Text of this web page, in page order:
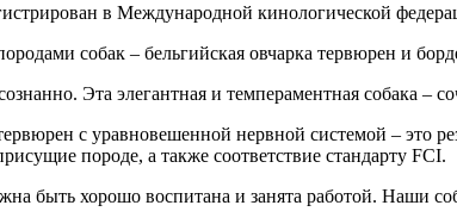
в Международной кинологической
собак – бельгийская овчарка тервюрен и
Эта элегантная и темпераментная собака –
с уравновешенной нервной системой – это
породе, а также соответствие стандарту FCI.
быть хорошо воспитана и занята работой. Наши